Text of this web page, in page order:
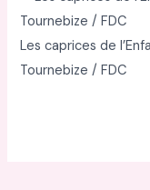
Les caprices de
Tournebize / FDC